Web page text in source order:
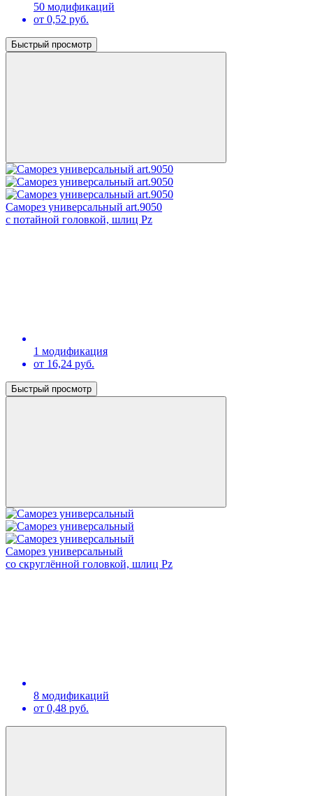
50 модификаций
от 0,52 руб.
Быстрый просмотр
Саморез универсальный art.9050
с потайной головкой, шлиц Pz
1 модификация
от 16,24 руб.
Быстрый просмотр
Саморез универсальный
со скруглённой головкой, шлиц Pz
8 модификаций
от 0,48 руб.